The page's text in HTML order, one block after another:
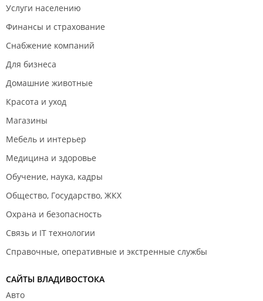
Услуги населению
Финансы и страхование
Снабжение компаний
Для бизнеса
Домашние животные
Красота и уход
Магазины
Мебель и интерьер
Медицина и здоровье
Обучение, наука, кадры
Общество, Государство, ЖКХ
Охрана и безопасность
Связь и IT технологии
Справочные, оперативные и экстренные службы
САЙТЫ ВЛАДИВОСТОКА
Авто